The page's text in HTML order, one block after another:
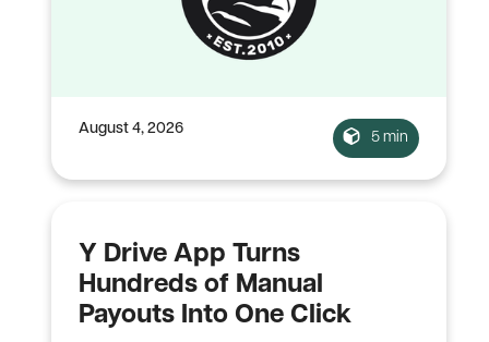
August 4, 2026
5 min
Y Drive App Turns
Hundreds of Manual
Payouts Into One Click